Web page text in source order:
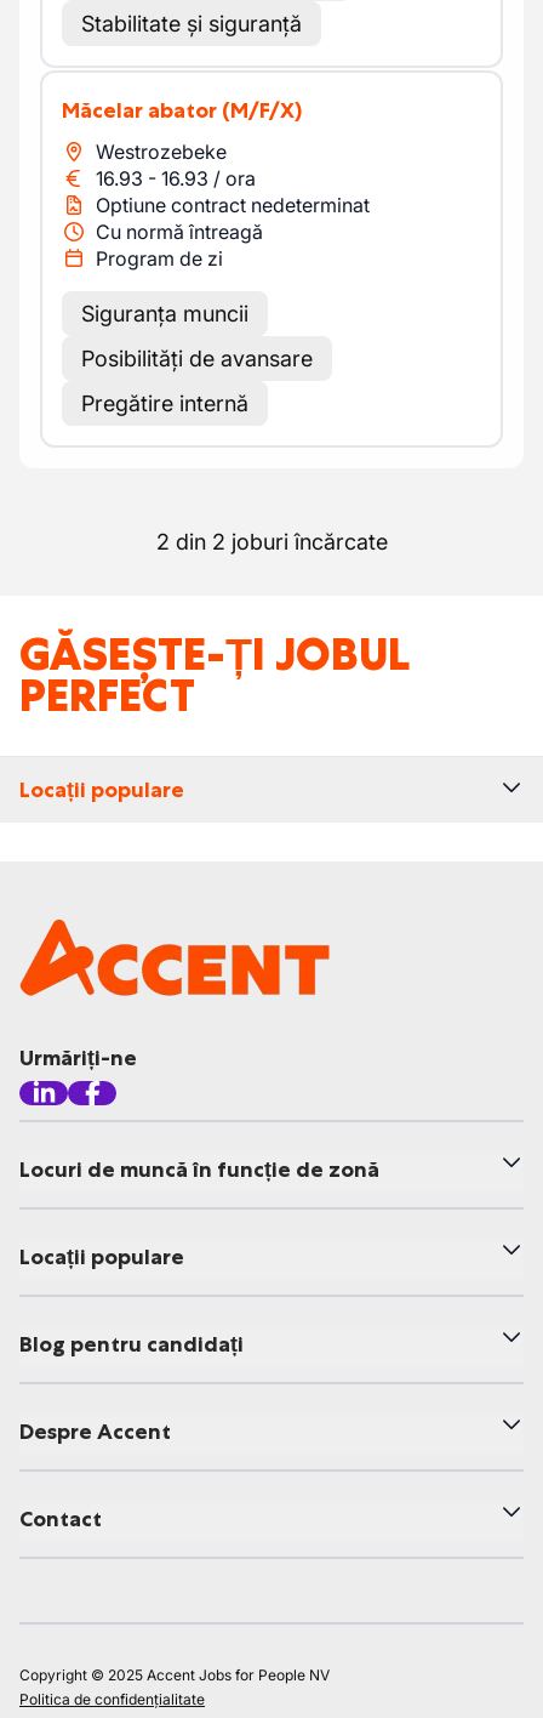
Stabilitate și siguranță
Măcelar abator (M/F/X)
Westrozebeke
16.93 - 16.93 / ora
Optiune contract nedeterminat
Cu normă întreagă
Program de zi
Siguranța muncii
Posibilități de avansare
Pregătire internă
2 din 2 joburi încărcate
GĂSEȘTE-ȚI JOBUL
PERFECT
Locații populare
Urmăriți-ne
Locuri de muncă în funcție de zonă
Locații populare
Blog pentru candidați
Despre Accent
Contact
Copyright © 2025 Accent Jobs for People NV
Politica de confidențialitate